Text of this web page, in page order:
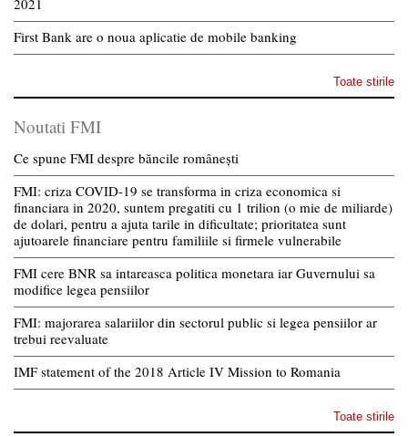
2021
First Bank are o noua aplicatie de mobile banking
Toate stirile
Noutati FMI
Ce spune FMI despre băncile românești
FMI: criza COVID-19 se transforma in criza economica si
financiara in 2020, suntem pregatiti cu 1 trilion (o mie de miliarde)
de dolari, pentru a ajuta tarile in dificultate; prioritatea sunt
ajutoarele financiare pentru familiile si firmele vulnerabile
FMI cere BNR sa intareasca politica monetara iar Guvernului sa
modifice legea pensiilor
FMI: majorarea salariilor din sectorul public si legea pensiilor ar
trebui reevaluate
IMF statement of the 2018 Article IV Mission to Romania
Toate stirile